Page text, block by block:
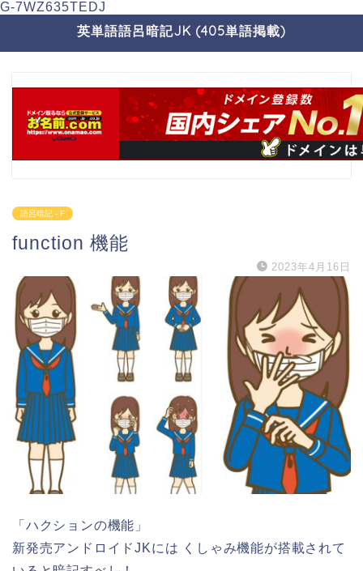
G-7WZ635TEDJ
英単語語呂暗記JK (405単語掲載)
語呂暗記 - F
function 機能
2023年4月16日
「ハクションの機能」
新発売アンドロイドJKには くしゃみ機能が搭載されて